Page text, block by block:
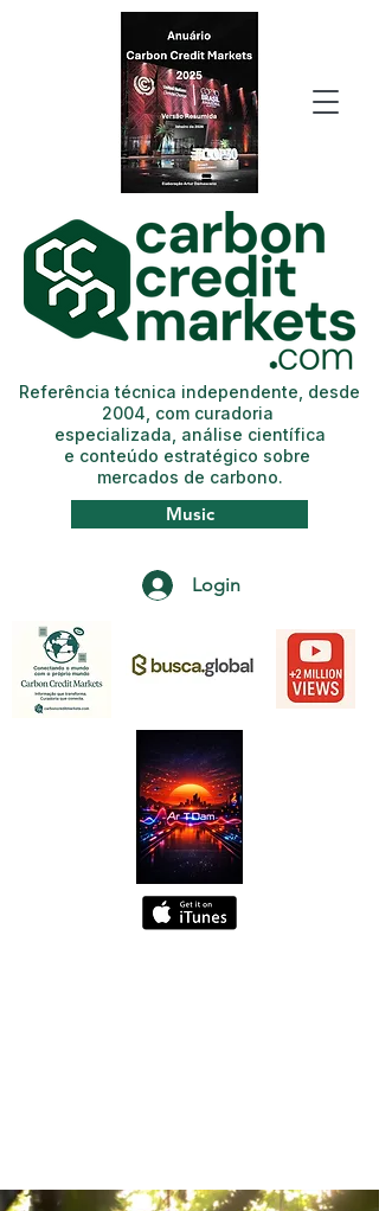
Login
Music
Referência técnica independente, desde
2004, com curadoria
especializada, análise científica
e conteúdo estratégico sobre
mercados de carbono.